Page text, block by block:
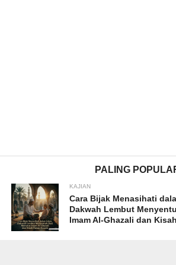
PALING
KAJIAN
Cara Bijak Menasihati
Dakwah Lembut
Imam Al-Ghazali dan